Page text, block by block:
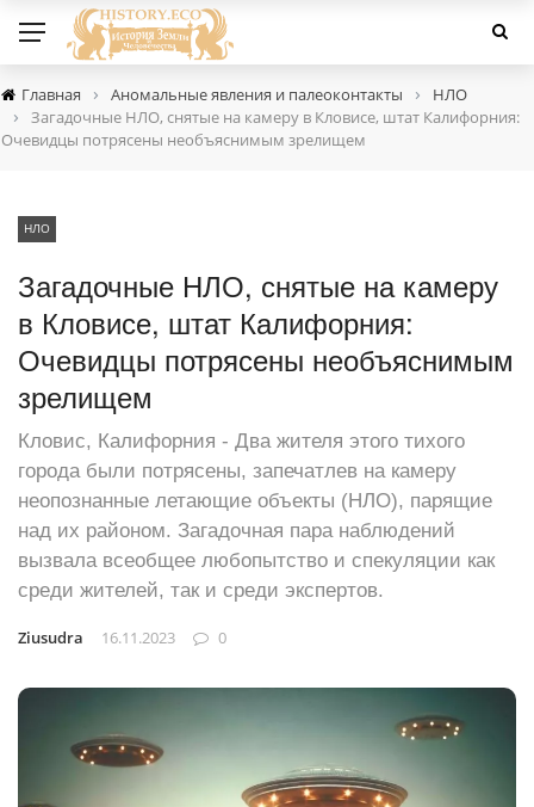
Главная › Аномальные явления и палеоконтакты › НЛО
›
Загадочные НЛО, снятые на камеру в Кловисе, штат Калифорния:
Очевидцы потрясены необъяснимым зрелищем
НЛО
Загадочные НЛО, снятые на камеру
в Кловисе, штат Калифорния:
Очевидцы потрясены необъяснимым
зрелищем
Кловис, Калифорния - Два жителя этого тихого
города были потрясены, запечатлев на камеру
неопознанные летающие объекты (НЛО), парящие
над их районом. Загадочная пара наблюдений
вызвала всеобщее любопытство и спекуляции как
среди жителей, так и среди экспертов.
Ziusudra 16.11.2023 0